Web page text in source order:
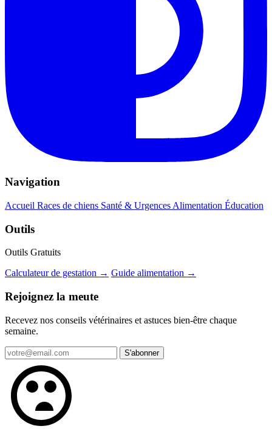
Navigation
Accueil Races de chiens Santé & Urgences Alimentation Éducation
Outils
Outils Gratuits
Calculateur de gestation → Guide alimentation →
Rejoignez la meute
Recevez nos conseils vétérinaires et astuces bien-être chaque
semaine.
S'abonner